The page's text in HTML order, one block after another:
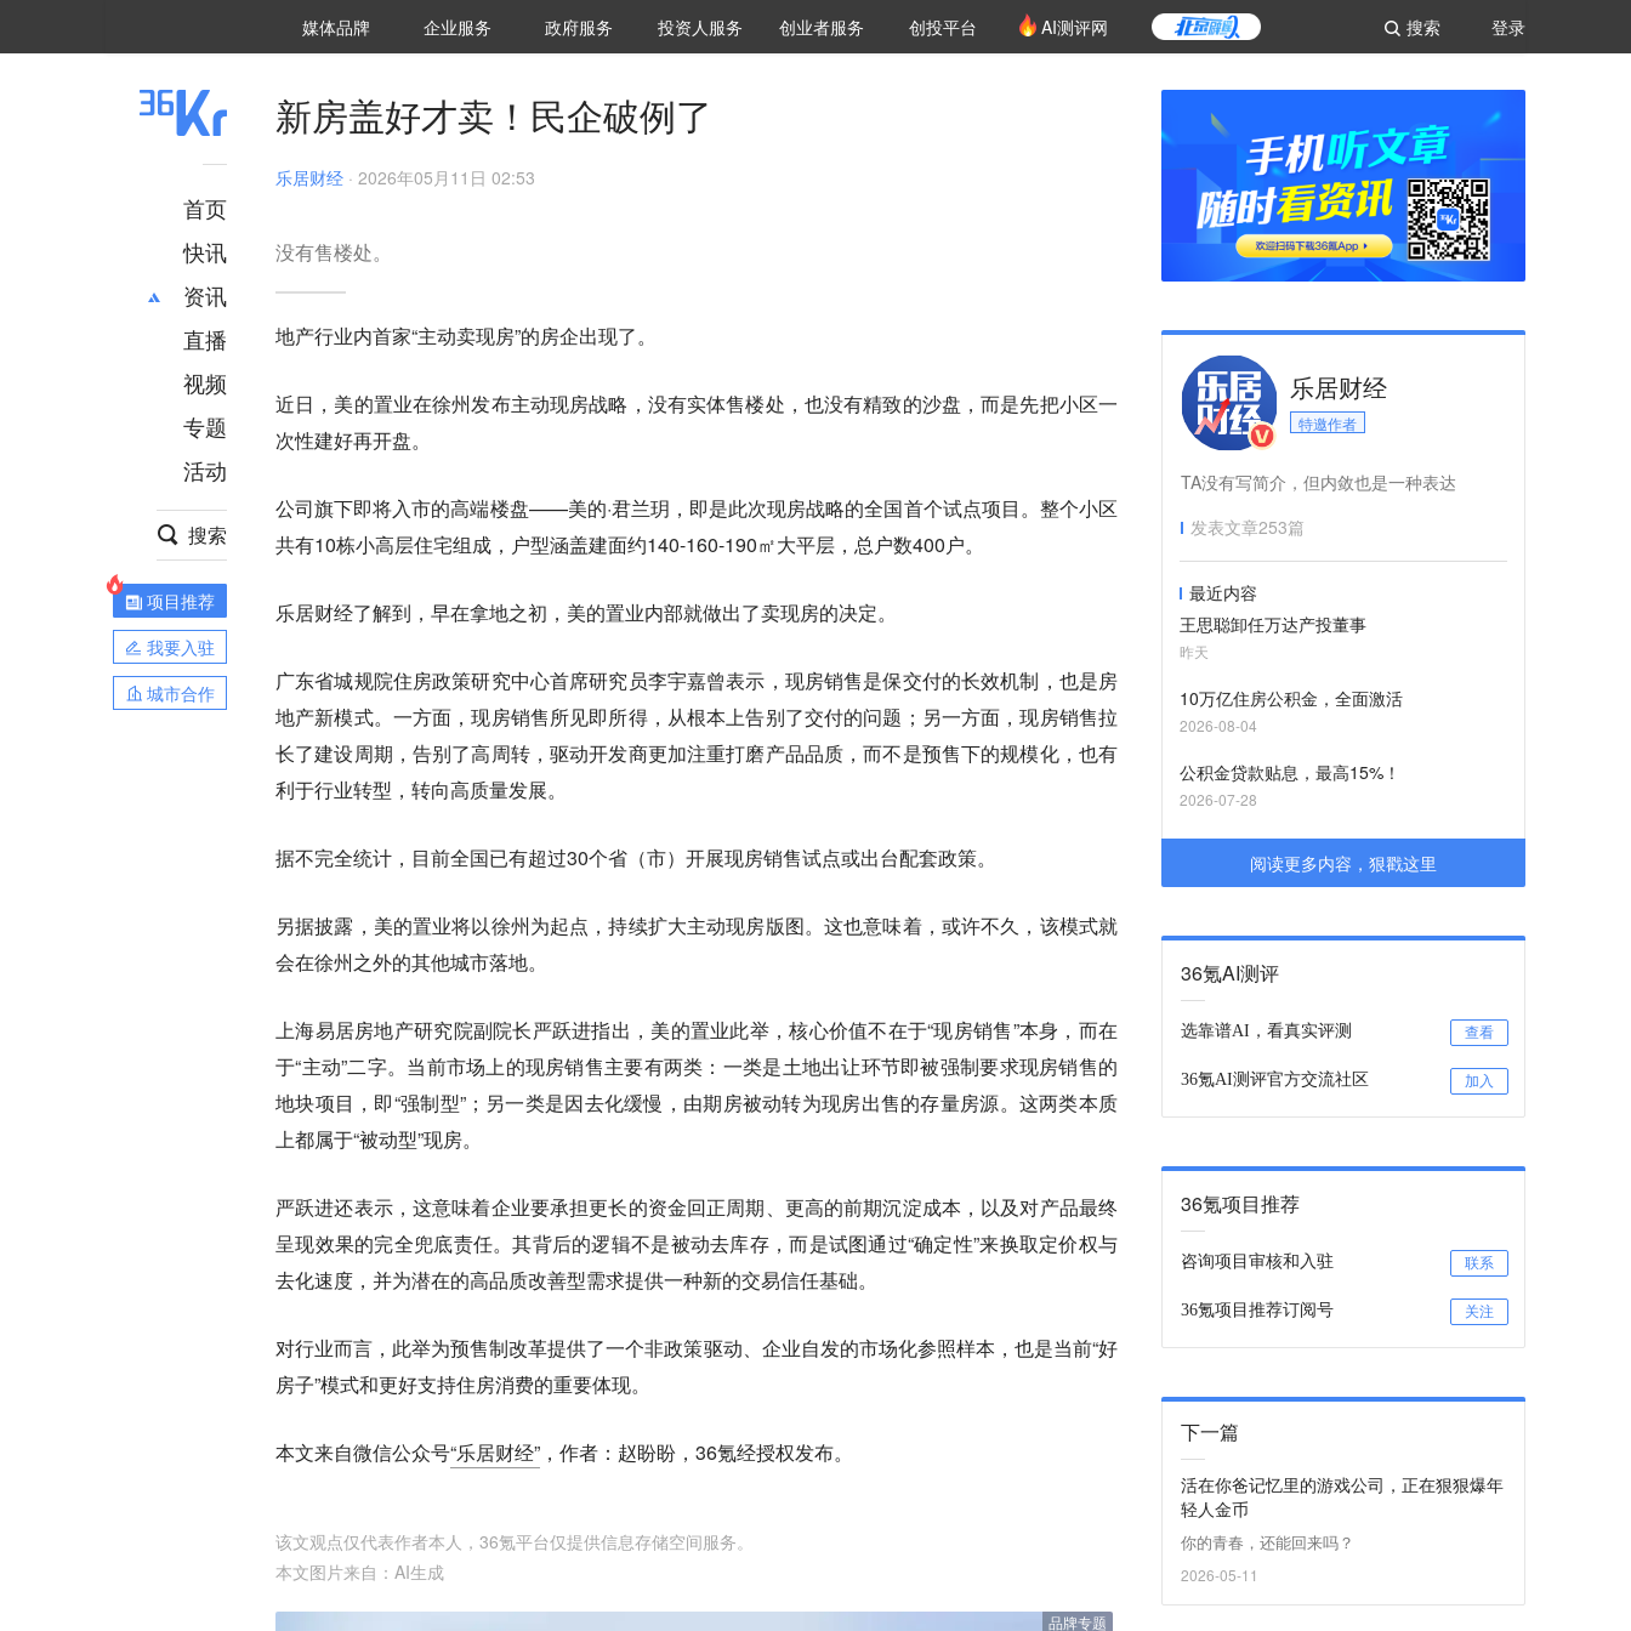
登录
搜索
媒体品牌 36Kr研究院
企业服务 城市之窗
政府服务 VClub投资机构库
投资机构职位推介
投资人服务 创投氪堂
创业者服务 创投平台 AI测评网
首页
快讯
资讯
推荐
财经
项目推荐
安徽
直播
视频
专题
活动
搜索
项目推荐
我要入驻
城市合作
新房盖好才卖！民企破例了
乐居财经 · 2026年05月11日 02:53
没有售楼处。
地产行业内首家“主动卖现房”的房企出现了。
近日，美的置业在徐州发布主动现房战略，没有实体售楼处，也没有精致的沙盘，而是先把小区一
次性建好再开盘。
公司旗下即将入市的高端楼盘——美的·君兰玥，即是此次现房战略的全国首个试点项目。整个小区
共有10栋小高层住宅组成，户型涵盖建面约140-160-190㎡大平层，总户数400户。
乐居财经了解到，早在拿地之初，美的置业内部就做出了卖现房的决定。
广东省城规院住房政策研究中心首席研究员李宇嘉曾表示，现房销售是保交付的长效机制，也是房
地产新模式。一方面，现房销售所见即所得，从根本上告别了交付的问题；另一方面，现房销售拉
长了建设周期，告别了高周转，驱动开发商更加注重打磨产品品质，而不是预售下的规模化，也有
利于行业转型，转向高质量发展。
据不完全统计，目前全国已有超过30个省（市）开展现房销售试点或出台配套政策。
另据披露，美的置业将以徐州为起点，持续扩大主动现房版图。这也意味着，或许不久，该模式就
会在徐州之外的其他城市落地。
上海易居房地产研究院副院长严跃进指出，美的置业此举，核心价值不在于“现房销售”本身，而在
于“主动”二字。当前市场上的现房销售主要有两类：一类是土地出让环节即被强制要求现房销售的
地块项目，即“强制型”；另一类是因去化缓慢，由期房被动转为现房出售的存量房源。这两类本质
上都属于“被动型”现房。
严跃进还表示，这意味着企业要承担更长的资金回正周期、更高的前期沉淀成本，以及对产品最终
呈现效果的完全兜底责任。其背后的逻辑不是被动去库存，而是试图通过“确定性”来换取定价权与
去化速度，并为潜在的高品质改善型需求提供一种新的交易信任基础。
对行业而言，此举为预售制改革提供了一个非政策驱动、企业自发的市场化参照样本，也是当前“好
房子”模式和更好支持住房消费的重要体现。
本文来自微信公众号“乐居财经” ，作者：赵盼盼，36氪经授权发布。
该文观点仅代表作者本人，36氪平台仅提供信息存储空间服务。
本文图片来自： AI生成
品牌专题
乐居财经
特邀作者
TA没有写简介，但内敛也是一种表达
发表文章253篇
最近内容
王思聪卸任万达产投董事
昨天
10万亿住房公积金，全面激活
2026-08-04
公积金贷款贴息，最高15%！
2026-07-28
阅读更多内容，狠戳这里
36氪AI测评
选靠谱AI，看真实评测 查看
36氪AI测评官方交流社区 加入
36氪项目推荐
咨询项目审核和入驻 联系
36氪项目推荐订阅号 关注
下一篇
活在你爸记忆里的游戏公司，正在狠狠爆年
轻人金币
你的青春，还能回来吗？
2026-05-11